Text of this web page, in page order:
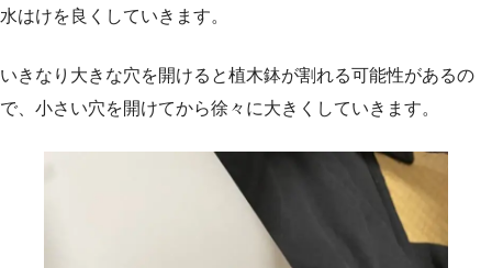
水はけを良くしていきます。
いきなり大きな穴を開けると植木鉢が割れる可能性があるの
で、小さい穴を開けてから徐々に大きくしていきます。